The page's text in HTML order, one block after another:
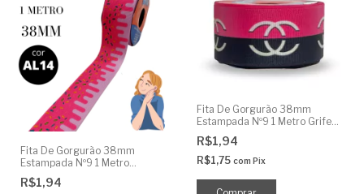
Fita De Gorgurão 38mm
Estampada Nº9 1 Metro
Cobertura Morango
R$1,94
Fita De Gorgurão 38mm
Estampada Nº9 1 Metro Grife
Rosa Preto
R$1,94
R$1,75 com Pix